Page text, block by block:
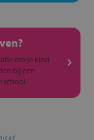
om je kind
bij een
school.